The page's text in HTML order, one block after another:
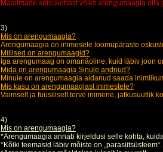
Maailmade seisukohast võiks arengumaagia olla
3)
Mis on arengumaagia?
Arengumaagia on inimesele loomupäraste
Millised on arengumaagid?
Iga arengumaag on omanäoline, kuid läbiv joon
Mida on arengumaagia Sinule andnud?
Minule on arengumaagia aidanud saada
Mis kasu on arengumaagiast inimestele?
Vaimselt ja füüsiliselt terve inimene, jätkusuutlik
4)
Mis on arengumaagia?
*Arengumaagia annab kirjeldusi selle kohta,
*Kõiki teemasid läbiv mõiste on „parasiitsüsteem“.